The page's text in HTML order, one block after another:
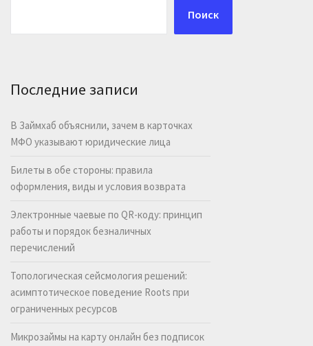
Поиск
Последние записи
В Займхаб объяснили, зачем в карточках
МФО указывают юридические лица
Билеты в обе стороны: правила
оформления, виды и условия возврата
Электронные чаевые по QR-коду: принцип
работы и порядок безналичных
перечислений
Топологическая сейсмология решений:
асимптотическое поведение Roots при
ограниченных ресурсов
Микрозаймы на карту онлайн без подписок